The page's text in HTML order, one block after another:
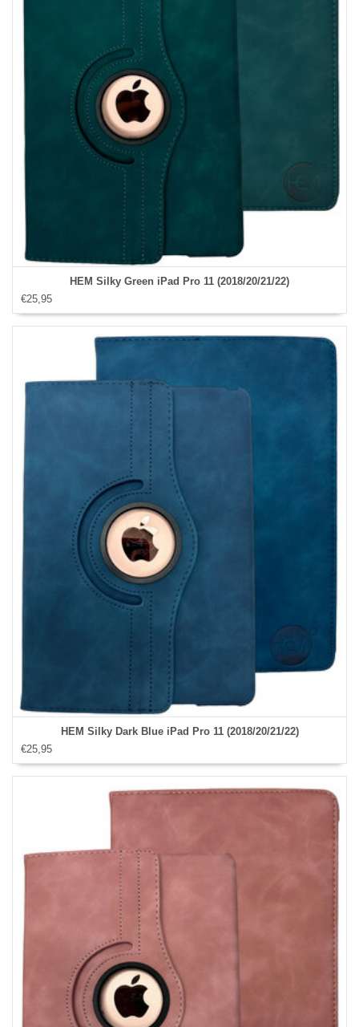
HEM Silky Green iPad Pro 11 (2018/20/21/22)
€25,95
HEM Silky Dark Blue iPad Pro 11 (2018/20/21/22)
€25,95